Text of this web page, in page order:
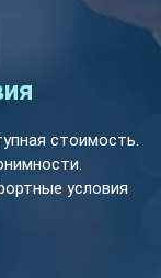
стоимость.
условия